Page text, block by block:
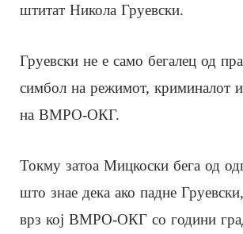
штитат Никола Груевски.
Груевски не е само бегалец од
симбол на режимот, криминалот и
на ВМРО-ОКГ.
Токму затоа Мицкоски бега од
што знае дека ако падне
врз кој ВМРО-ОКГ со години